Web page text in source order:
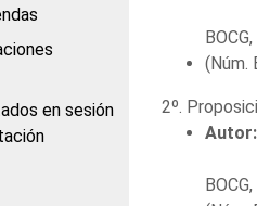
en sesión
(Núm.
2º.
Autor: